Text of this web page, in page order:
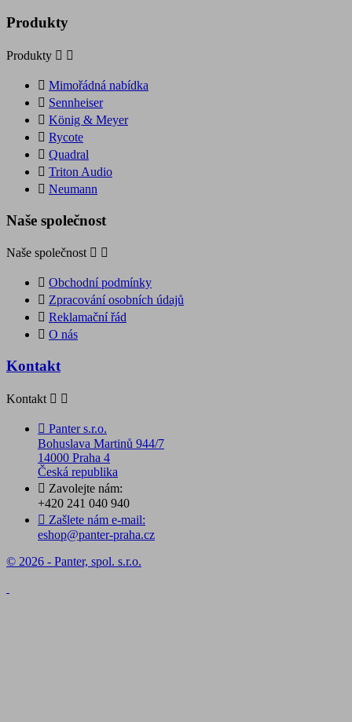
Produkty
Produkty  
 Mimořádná nabídka
 Sennheiser
 König & Meyer
 Rycote
 Quadral
 Triton Audio
 Neumann
Naše společnost
Naše společnost  
 Obchodní podmínky
 Zpracování osobních údajů
 Reklamační řád
 O nás
Kontakt
Kontakt  
 Panter s.r.o.
Bohuslava Martinů 944/7
14000 Praha 4
Česká republika
 Zavolejte nám:
+420 241 040 940
 Zašlete nám e-mail:
eshop@panter-praha.cz
© 2026 - Panter, spol. s.r.o.